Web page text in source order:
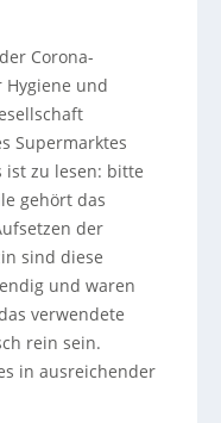
Corona-
Hygiene und
Supermarktes
ist zu lesen: bitte
gehört das
der
sind diese
und waren
verwendete
rein sein.
in ausreichender